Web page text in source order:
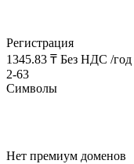
Регистрация
1345.83 ₸ Без НДС /год
2-63
Символы
Нет премиум доменов